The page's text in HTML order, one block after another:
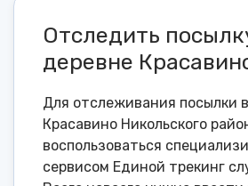
Отследить
деревне
Для отслеживания посылки
Красавино Никольского
воспользоваться
сервисом Единой трекинг